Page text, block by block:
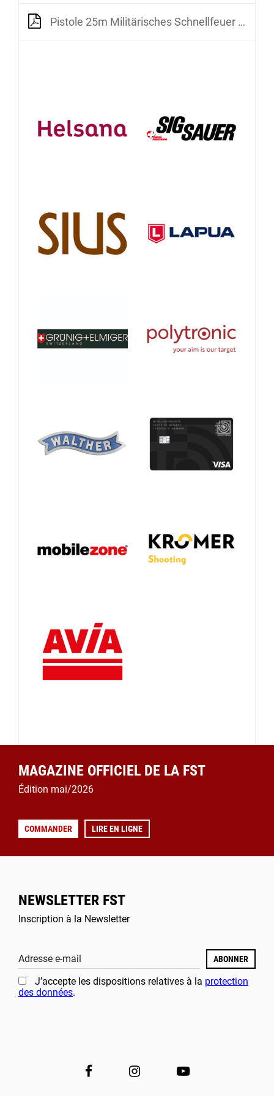
Pistole 25m Militärisches Schnellfeuer Frauen
MAGAZINE OFFICIEL DE LA FST
Édition mai/2026
COMMANDER LIRE EN LIGNE
NEWSLETTER FST
Inscription à la Newsletter
Adresse e-mail ABONNER
J’accepte les dispositions relatives à la protection
des données.